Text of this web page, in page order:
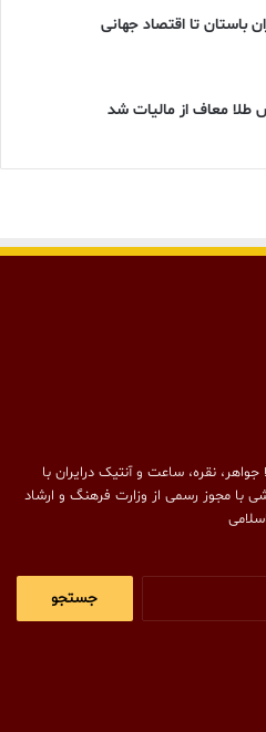
باستان تا اقتصاد جهانی
طلا معاف از مالیات شد
نقره، ساعت و آنتیک درایران با
با مجوز رسمی از وزارت فرهنگ و ارشاد
اسلامی